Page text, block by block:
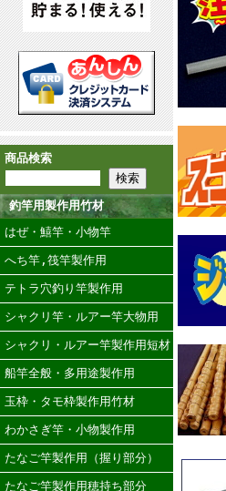
商品検索
釣竿用製作用竹材
はぜ・鱚竿・小物竿
へち竿,筏竿製作用
テトラ穴釣り竿製作用
シャクリ竿・ルアー竿大物用
シャクリ・ルアー竿製作用短材
船竿全般・多用途製作用
玉枠・タモ枠製作用竹材
わかさぎ竿・小物製作用
たなご竿製作用（握り部分）
たなご竿製作用穂持ち部分